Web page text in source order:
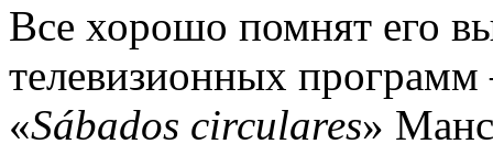
Все хорошо помнят его
телевизионных программ
«Sábados circulares»